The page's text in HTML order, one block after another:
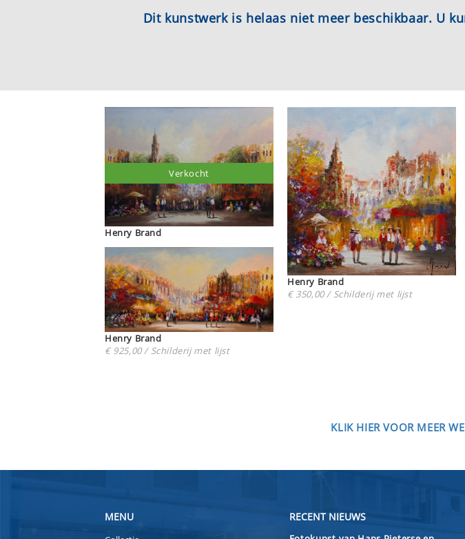
Dit kunstwerk is helaas niet meer beschikbaar. U
Henry Brand
Verkocht
Henry Brand
€ 925,00 / Schilderij met lijst
Henry Brand
€ 350,00 / Schilderij met lijst
KLIK HIER VOOR MEER
MENU RECENT NIEUWS